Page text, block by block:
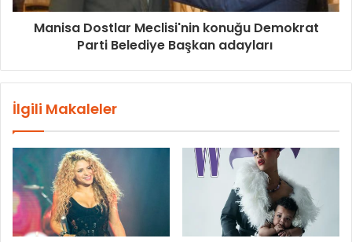
Manisa Dostlar Meclisi'nin konuğu Demokrat
Parti Belediye Başkan adayları
İlgili Makaleler